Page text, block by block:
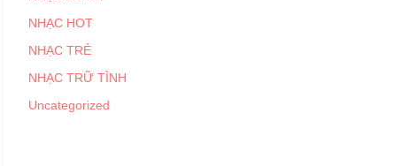
NHẠC HOT
NHẠC TRẺ
NHẠC TRỮ TÌNH
Uncategorized